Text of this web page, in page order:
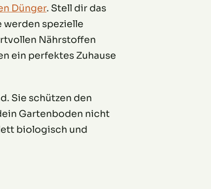
Dünger. Stell dir das
werden spezielle
Nährstoffen
ein perfektes Zuhause
Sie schützen den
Gartenboden nicht
biologisch und